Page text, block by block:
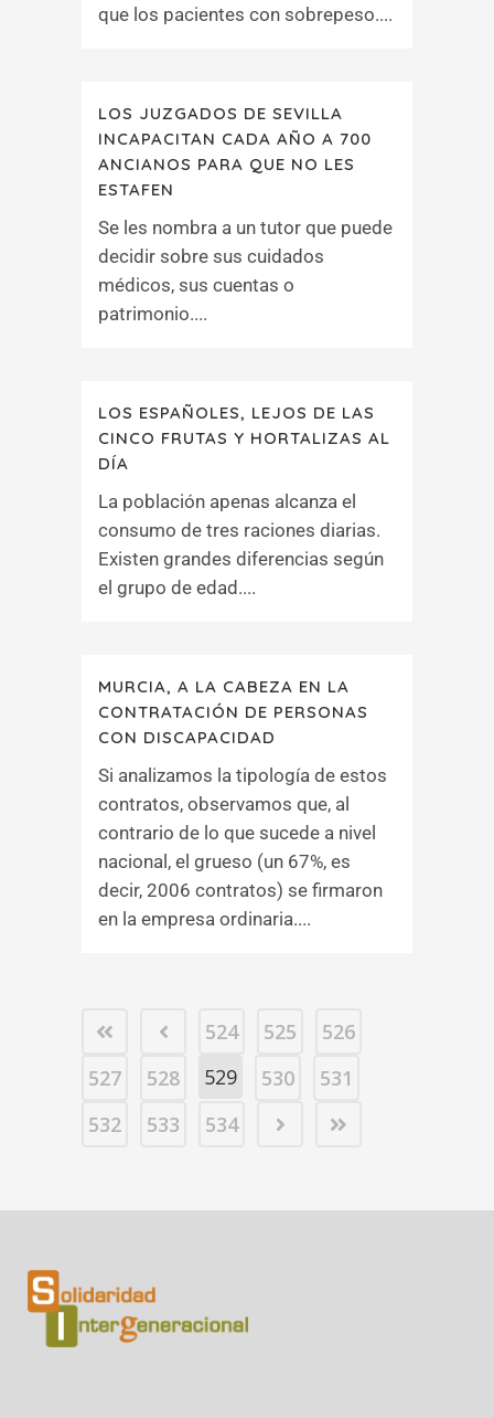
que los pacientes con sobrepeso....
LOS JUZGADOS DE SEVILLA
INCAPACITAN CADA AÑO A 700
ANCIANOS PARA QUE NO LES
ESTAFEN
Se les nombra a un tutor que puede
decidir sobre sus cuidados
médicos, sus cuentas o
patrimonio....
LOS ESPAÑOLES, LEJOS DE LAS
CINCO FRUTAS Y HORTALIZAS AL
DÍA
La población apenas alcanza el
consumo de tres raciones diarias.
Existen grandes diferencias según
el grupo de edad....
MURCIA, A LA CABEZA EN LA
CONTRATACIÓN DE PERSONAS
CON DISCAPACIDAD
Si analizamos la tipología de estos
contratos, observamos que, al
contrario de lo que sucede a nivel
nacional, el grueso (un 67%, es
decir, 2006 contratos) se firmaron
en la empresa ordinaria....
524 525
526
527
528 529 530
531
532
533 534